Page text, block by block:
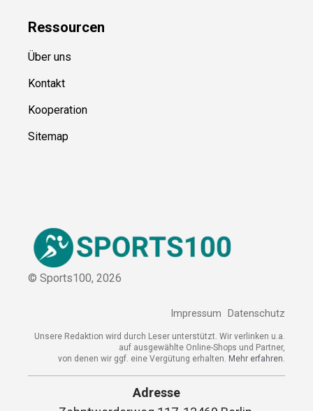
Ressourcen
Über uns
Kontakt
Kooperation
Sitemap
© Sports100, 2026
Impressum Datenschutz
Unsere Redaktion wird durch Leser unterstützt. Wir verlinken u.a.
auf ausgewählte Online-Shops und Partner,
von denen wir ggf. eine Vergütung erhalten. Mehr erfahren.
Adresse